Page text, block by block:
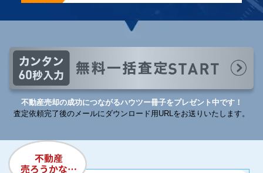
不動産売却の成功につながるハウツー冊子をプレゼント中です！
査定依頼完了後のメールにダウンロード用URLをお送りいたします。